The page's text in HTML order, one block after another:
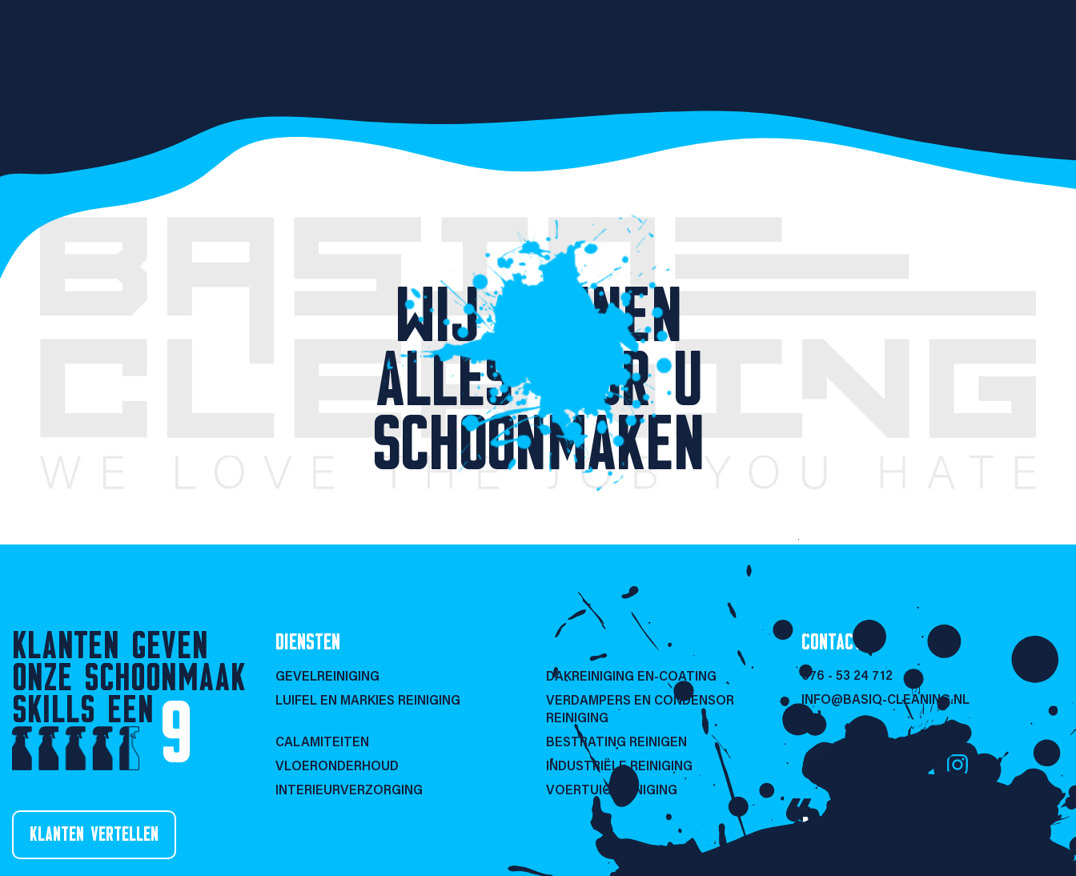
WIJ KUNNEN
ALLES VOOR U
SCHOONMAKEN
KLANTEN GEVEN
ONZE SCHOONMAAK
SKILLS EEN 9
KLANTEN VERTELLEN
DIENSTEN
GEVELREINIGING
DAKREINIGING EN-COATING
LUIFEL EN MARKIES REINIGING
VERDAMPERS EN CONDENSOR
REINIGING
CALAMITEITEN
BESTRATING REINIGEN
VLOERONDERHOUD
INDUSTRIËLE REINIGING
INTERIEURVERZORGING
VOERTUIG REINIGING
CONTACT
076 - 53 24 712
INFO@BASIQ-CLEANING.NL
NIET LULLEN